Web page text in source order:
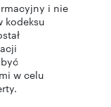
i nie
kodeksu
w celu